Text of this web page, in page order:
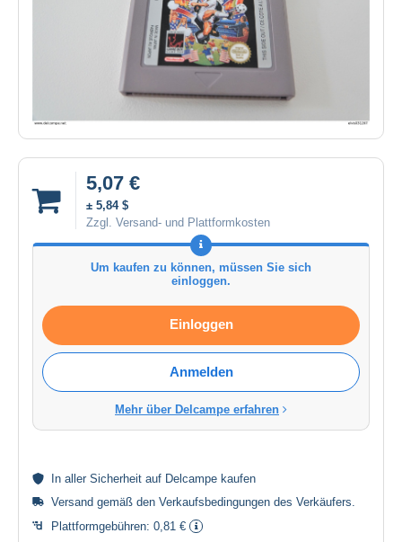
5,07 €
± 5,84 $
Zzgl. Versand- und Plattformkosten
Um kaufen zu können, müssen Sie sich
einloggen.
Einloggen
Anmelden
Mehr über Delcampe erfahren
In aller Sicherheit auf Delcampe kaufen
Versand gemäß den Verkaufsbedingungen des Verkäufers
Plattformgebühren: 0,81 €